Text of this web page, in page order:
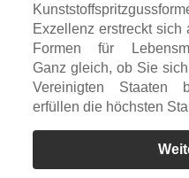
Exzellenz erstreckt
Formen für
Ganz gleich, ob Sie
Vereinigten Staaten
erfüllen die höchsten